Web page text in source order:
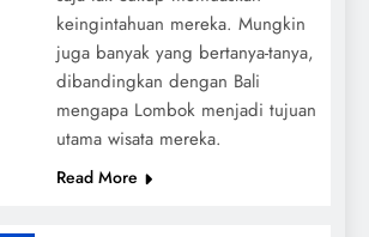
keingintahuan mereka. Mungkin
juga banyak yang bertanya-tanya,
dibandingkan dengan Bali
mengapa Lombok menjadi tujuan
utama wisata mereka.
Read More